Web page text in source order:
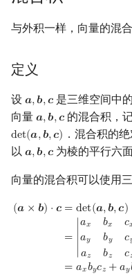
与外积一样，向量的混
定义
设 𝒂,𝒃,𝒄
a,b,c 是三维空间中
向量 𝒂,𝒃,𝒄
a,b,c 的混合积，
det(𝒂,𝒃,𝒄)
det(a,b,c) ．混合积的
以 𝒂,𝒃,𝒄
a,b,c 为棱的平行六
向量的混合积可以使用
(𝒂 × 𝒃) ⋅ 𝒄 = det(𝒂,𝒃,𝒄)
=
𝑎𝑥 𝑏𝑥 𝑐
𝑎𝑦 𝑏𝑦 𝑐
𝑎𝑧 𝑏𝑧 𝑐
= 𝑎𝑥𝑏𝑦𝑐𝑧 +𝑎𝑦
(a× b) ⋅c= det(a,b,c)=|axbx